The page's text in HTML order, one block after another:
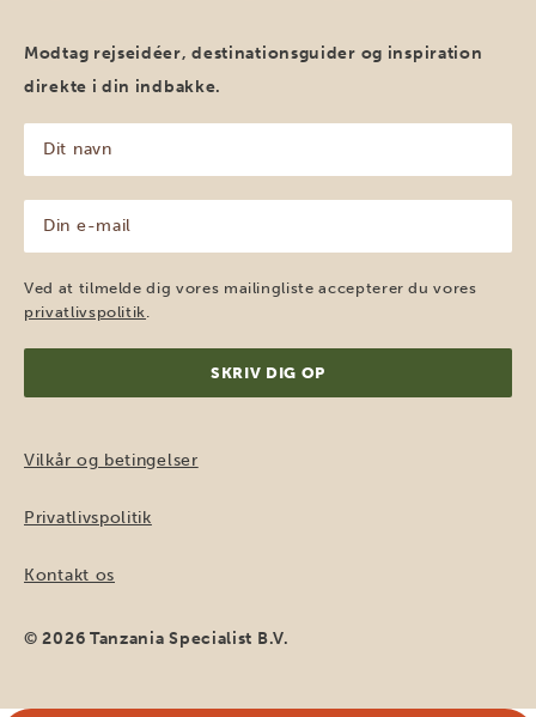
Modtag rejseidéer, destinationsguider og inspiration
direkte i din indbakke.
navn
(Påkrævet)
mail
(Påkrævet)
Ved at tilmelde dig vores mailingliste accepterer du vores
privatlivspolitik
Vilkår og betingelser
Privatlivspolitik
Kontakt os
© 2026 Tanzania Specialist B.V.